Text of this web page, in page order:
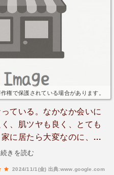
権で保護されている場合があります。
ている。なかなか会いに
、肌ツヤも良く、とても
に居たら大変なのに、こ
てお願い出来ています。
きを読む
2024/11/1(金) 出典:www.google.com